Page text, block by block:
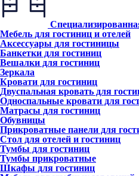
Мебель для гостиниц и отелей
Аксессуары для гостиницы
Банкетки для гостиниц
Вешалки для гостиниц
Зеркала
Кровати для гостиниц
Двуспальная кровать для
Односпальные кровати для
Матрасы для гостиниц
Обувницы
Прикроватные панели для
Стол для отелей и гостиниц
Тумбы для гостиниц
Тумбы прикроватные
Шкафы для гостиниц